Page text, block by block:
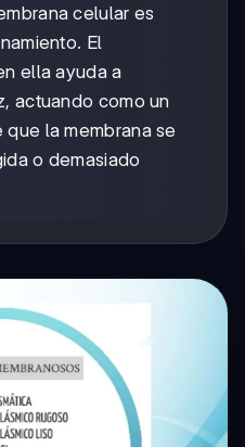
celular es
El
ella ayuda a
actuando como un
la membrana se
o demasiado